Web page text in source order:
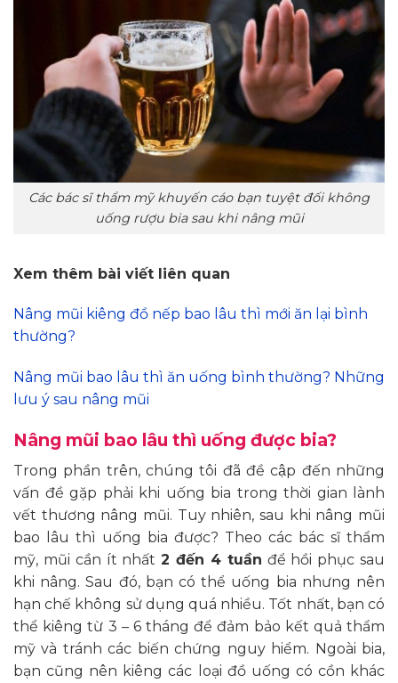
Các bác sĩ thẩm mỹ khuyến cáo bạn tuyệt đối không
uống rượu bia sau khi nâng mũi
Xem thêm bài viết liên quan
Nâng mũi kiêng đồ nếp bao lâu thì mới ăn lại bình
thường?
Nâng mũi bao lâu thì ăn uống bình thường? Những
lưu ý sau nâng mũi
Nâng mũi bao lâu thì uống được bia?
Trong phần trên, chúng tôi đã đề cập đến những
vấn đề gặp phải khi uống bia trong thời gian lành
vết thương nâng mũi. Tuy nhiên, sau khi nâng mũi
bao lâu thì uống bia được? Theo các bác sĩ thẩm
mỹ, mũi cần ít nhất2 đến 4 tuần để hồi phục sau
khi nâng. Sau đó, bạn có thể uống bia nhưng nên
hạn chế không sử dụng quá nhiều. Tốt nhất, bạn có
thể kiêng từ 3 – 6 tháng để đảm bảo kết quả thẩm
mỹ và tránh các biến chứng nguy hiểm. Ngoài bia,
bạn cũng nên kiêng các loại đồ uống có cồn khác